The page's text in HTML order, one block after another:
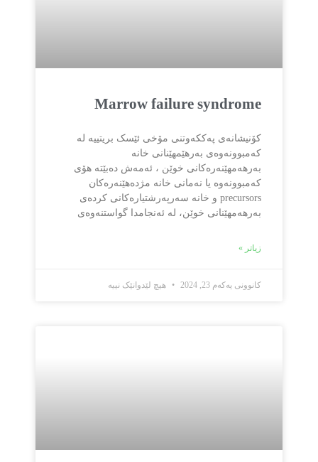
Marrow failure syndrome
کۆنیشانەی پەککەوتنی مۆخی ئێسک بریتییە لە
کەمبوونەوەی بەرهێمهێنانی خانە
بەرهەمهێنەرەکانی خوێن ، ئەمەش دەبێتە هۆی
کەمبوونەوە یا نەمانی خانە مژدەهێنەرەکان
precursors و خانە سەرپەرشتیارەکانی کردەی
بەرهەمهێنانی خوێن، لە ئەنجامدا گواستنەوەی
زیاتر »
کانوونی یەکەم 23, 2024 هیچ لێدوانێک نییە